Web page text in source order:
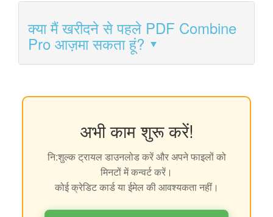
क्या मैं खरीदने से पहले PDF Combine
Pro आज़मा सकता हूं?
अभी काम शुरू करें!
नि:शुल्क ट्रायल डाउनलोड करें और अपने फाइलों को
मिनटों में कन्वर्ट करें।
कोई क्रेडिट कार्ड या ईमेल की आवश्यकता नहीं।